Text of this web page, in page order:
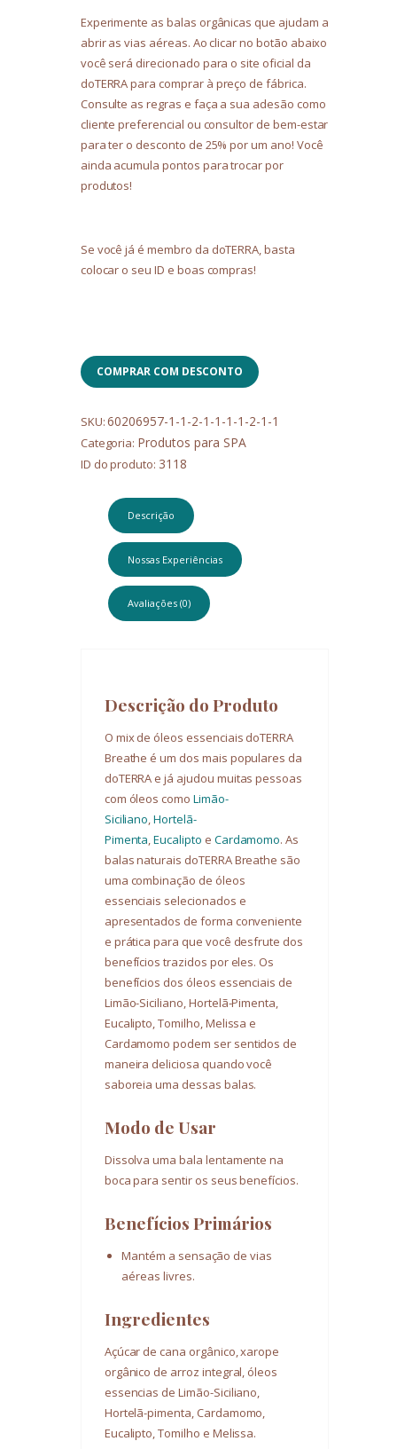
Experimente as balas orgânicas que ajudam a
abrir as vias aéreas. Ao clicar no botão abaixo
você será direcionado para o site oficial da
doTERRA para comprar à preço de fábrica.
Consulte as regras e faça a sua adesão como
cliente preferencial ou consultor de bem-estar
para ter o desconto de 25% por um ano! Você
ainda acumula pontos para trocar por
produtos!
Se você já é membro da doTERRA, basta
colocar o seu ID e boas compras!
COMPRAR COM DESCONTO
SKU:60206957-1-1-2-1-1-1-1-2-1-1
Categoria: Produtos para SPA
ID do produto: 3118
Descrição
Nossas Experiências
Avaliações (0)
Descrição do Produto
O mix de óleos essenciais doTERRA
Breathe é um dos mais populares da
doTERRA e já ajudou muitas pessoas
com óleos como Limão-
Siciliano ,Hortelã-
Pimenta ,Eucalipto e Cardamomo. As
balas naturais doTERRA Breathe são
uma combinação de óleos
essenciais selecionados e
apresentados de forma conveniente
e prática para que você desfrute dos
benefícios trazidos por eles. Os
benefícios dos óleos essenciais de
Limão-Siciliano, Hortelã-Pimenta,
Eucalipto, Tomilho, Melissa e
Cardamomo podem ser sentidos de
maneira deliciosa quando você
saboreia uma dessas balas.
Modo de Usar
Dissolva uma bala lentamente na
boca para sentir os seus benefícios.
Benefícios Primários
Mantém a sensação de vias
aéreas livres.
Ingredientes
Açúcar de cana orgânico, xarope
orgânico de arroz integral, óleos
essencias de Limão-Siciliano,
Hortelã-pimenta, Cardamomo,
Eucalipto, Tomilho e Melissa.